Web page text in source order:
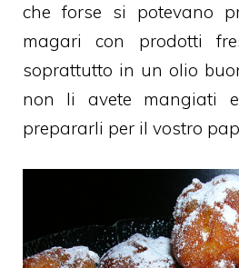
che forse si potevano
magari con prodotti
soprattutto in un olio
non li avete mangiati
prepararli per il vostro